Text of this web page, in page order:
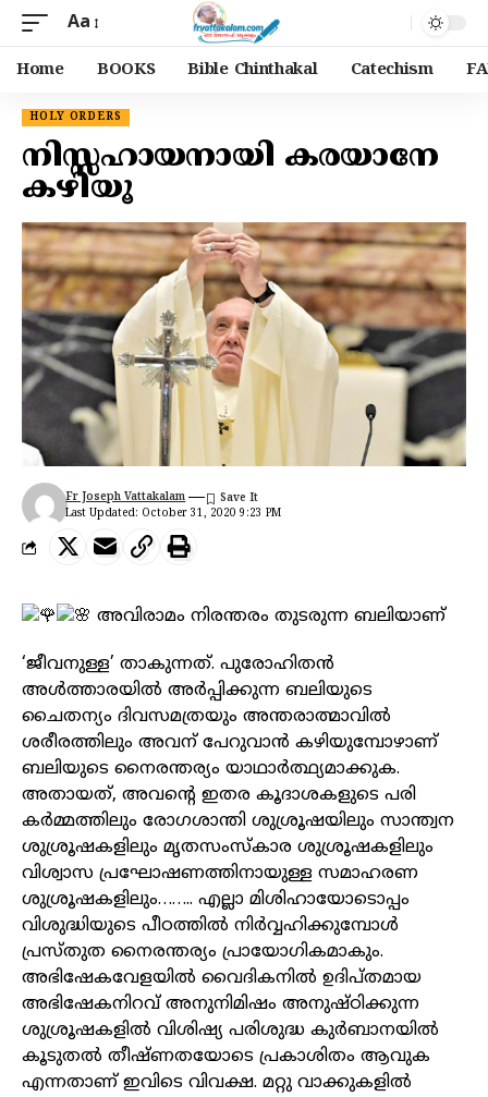
Aa
Home BOOKS Bible Chinthakal Catechism
HOLY ORDERS
നിസ്സഹായനായി കരയാനേ
കഴിയൂ
Last Updated: October 31, 2020 9:23 PM
Fr Joseph Vattakalam
അവിരാമം നിരന്തരം തുടരുന്ന ബലിയാണ്
‘ജീവനുള്ള’ താകുന്നത്. പുരോഹിതൻ
അൾത്താരയിൽ അർപ്പിക്കുന്ന ബലിയുടെ
ചൈതന്യം ദിവസമത്രയും അന്തരാത്മാവിൽ
ശരീരത്തിലും അവന് പേറുവാൻ കഴിയുമ്പോഴാണ്
ബലിയുടെ നൈരന്തര്യം യാഥാർത്ഥ്യമാക്കുക.
അതായത്, അവന്റെ ഇതര കൂദാശകളുടെ പരി
കർമ്മത്തിലും രോഗശാന്തി ശുശ്രൂഷയിലും സാന്ത്വന
ശുശ്രൂഷകളിലും മൃതസംസ്കാര ശുശ്രൂഷകളിലും
വിശ്വാസ പ്രഘോഷണത്തിനായുള്ള സമാഹരണ
ശുശ്രൂഷകളിലും…….. എല്ലാ മിശിഹായോടൊപ്പം
വിശുദ്ധിയുടെ പീഠത്തിൽ നിർവ്വഹിക്കുമ്പോൾ
പ്രസ്തുത നൈരന്തര്യം പ്രായോഗികമാകും.
അഭിഷേകവേളയിൽ വൈദികനിൽ ഉദിപ്തമായ
അഭിഷേകനിറവ് അനുനിമിഷം അനുഷ്ഠിക്കുന്ന
ശുശ്രൂഷകളിൽ വിശിഷ്യ പരിശുദ്ധ കുർബാനയിൽ
കൂടുതൽ തീഷ്ണതയോടെ പ്രകാശിതം ആവുക
എന്നതാണ് ഇവിടെ വിവക്ഷ. മറ്റു വാക്കുകളിൽ